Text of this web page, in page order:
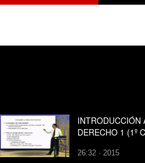
INTRODUCCIÓN
DERECHO 1 (1º
26:32 · 2015